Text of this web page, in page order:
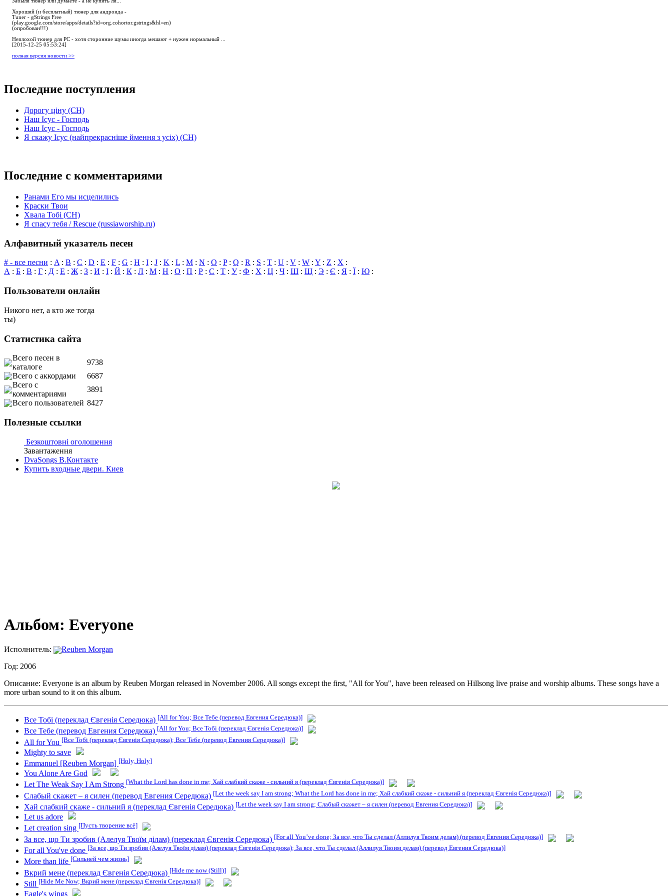
Хороший (и бесплатный) тюнер для андроида -
Tuner - gStrings Free
(play.google.com/store/apps/details?id=org.cohortor.gstrings&hl=en)
(опробован!!!)
Неплохой тюнер для РС - хотя сторонние шумы иногда мешают + нужен нормальный ...
[2015-12-25 05:53:24]
полная версия новости >>
Последние поступления
Дорогу ціну (СН)
Наш Ісус - Господь
Наш Ісус - Господь
Я скажу Ісус (найпрекрасніше ймення з усіх) (СН)
Последние с комментариями
Ранами Его мы исцелились
Краски Твои
Хвала Тобі (СН)
Я спасу тебя / Rescue (russiaworship.ru)
Алфавитный указатель песен
# - все песни : A : B : C : D : E : F : G : H : I : J : K : L : M : N : O : P: Q : R : S : T : U : V : W : Y : Z : X :
А : Б : В : Г : Д : Е : Ж : З : И : І : Й : К : Л : М : Н : О : П : Р : С : Т : У: Ф : Х : Ц : Ч : Ш : Щ : Э : Є : Я : Ї : Ю :
Пользователи онлайн
Никого нет, а кто же тогда
ты)
Статистика сайта
Всего песен в
каталоге
9738
Всего с аккордами
6687
Всего с
комментариями
3891
Всего пользователей 8427
Полезные ссылки
Безкоштовні оголошення
Завантаження
DvaSongs В.Контакте
Купить входные двери. Киев
Альбом: Everyone
Исполнитель: Reuben Morgan
Год: 2006
Описание: Everyone is an album by Reuben Morgan released in November 2006. All songs except the first, "All for You", have been released on Hillsong live praise and worship albums. These songs have a
more urban sound to it on this album.
Все Тобі (переклад Євгенія Середюка) [All for You; Все Тебе (перевод Евгения Середюка)]
Все Тебе (перевод Евгения Середюка) [All for You; Все Тобі (переклад Євгенія Середюка)]
All for You [Все Тобі (переклад Євгенія Середюка); Все Тебе (перевод Евгения Середюка)]
Mighty to save
Emmanuel [Reuben Morgan] [Holy, Holy]
You Alone Are God
Let The Weak Say I Am Strong [What the Lord has done in me; Хай слабкий скаже - сильний я (переклад Євгенія Середюка)]
Слабый скажет – я силен (перевод Евгения Середюка) [Let the week say I am strong; What the Lord has done in me; Хай слабкий скаже - сильний я (переклад Євгенія Середюка)]
Хай слабкий скаже - сильний я (переклад Євгенія Середюка) [Let the week say I am strong; Слабый скажет – я силен (перевод Евгения Середюка)]
Let us adore
Let creation sing [Пусть творение всё]
За все, що Ти зробив (Алелуя Твоїм ділам) (переклад Євгенія Середюка) [For all You’ve done; За все, что Ты сделал (Аллилуя Твоим делам) (перевод Евгения Середюка)]
For all You've done [За все, що Ти зробив (Алелуя Твоїм ділам) (переклад Євгенія Середюка); За все, что Ты сделал (Аллилуя Твоим делам) (перевод Евгения Середюка)]
More than life [Сильней чем жизнь]
Вкрий мене (переклад Євгенія Середюка) [Hide me now (Still)]
Still [Hide Me Now; Вкрий мене (переклад Євгенія Середюка)]
Eagle's wings